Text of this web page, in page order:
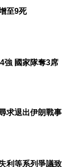
至9死
強 國家隊奪3席
求退出伊朗戰事
利等系列爭議致